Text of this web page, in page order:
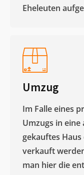
Eheleuten
Umzug
Im Falle eines
Umzugs in
gekauftes
verkauft
man hier die